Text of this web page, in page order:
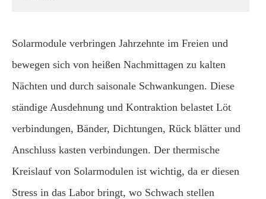
Solarmodule verbringen Jahrzehnte im Freien und
bewegen sich von heißen Nachmittagen zu kalten
Nächten und durch saisonale Schwankungen. Diese
ständige Ausdehnung und Kontraktion belastet Löt
verbindungen, Bänder, Dichtungen, Rück blätter und
Anschluss kasten verbindungen. Der thermische
Kreislauf von Solarmodulen ist wichtig, da er diesen
Stress in das Labor bringt, wo Schwach stellen